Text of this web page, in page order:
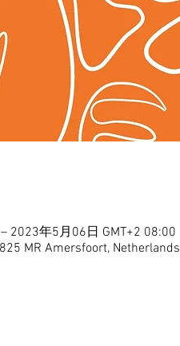
2023年5月06日 GMT+2 08:00
MR Amersfoort, Netherlands